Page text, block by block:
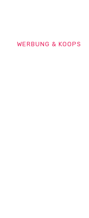
WERBUNG & KOOPS